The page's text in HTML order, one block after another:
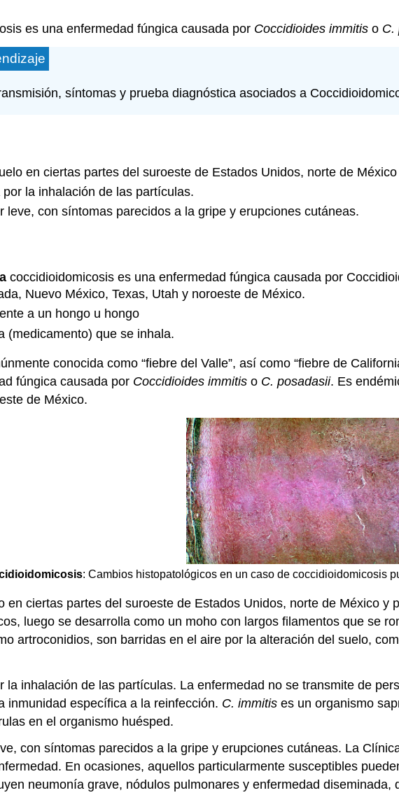
es una enfermedad fúngica causada por Coccidioides immitis o C.
síntomas y prueba diagnóstica asociados a
en ciertas partes del suroeste de Estados Unidos, norte de
la inhalación de las partículas.
leve, con síntomas parecidos a la gripe y erupciones cutáneas.
coccidioidomicosis es una enfermedad fúngica causada por
Nuevo México, Texas, Utah y noroeste de México.
a un hongo u hongo
(medicamento) que se inhala.
conocida como “fiebre del Valle”, así como “fiebre de
fúngica causada por Coccidioides immitis o C. posadasii. Es
de México.
: Cambios histopatológicos en un caso de coccidioidomicosis
en ciertas partes del suroeste de Estados Unidos, norte de México y
luego se desarrolla como un moho con largos filamentos que se
artroconidios, son barridas en el aire por la alteración del suelo,
la inhalación de las partículas. La enfermedad no se transmite de
inmunidad específica a la reinfección. C. immitis es un organismo
en el organismo huésped.
con síntomas parecidos a la gripe y erupciones cutáneas. La
En ocasiones, aquellos particularmente susceptibles
neumonía grave, nódulos pulmonares y enfermedad